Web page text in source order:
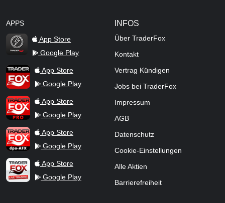
APPS
TraderFox Flash
App Store
Google Play
TraderFox AppApp Store
Google Play
TraderFox ProApp Store
Google Play
TraderFox dpa-AFX ProFeed
App Store
Google Play
TraderFox Live Trading
App Store
Google Play
INFOS
Über TraderFox
Kontakt
Vertrag Kündigen
Jobs bei TraderFox
Impressum
AGB
Datenschutz
Cookie-Einstellungen
Alle Aktien
Barrierefreiheit